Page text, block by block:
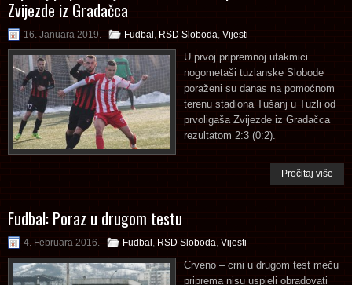
Zvijezde iz Gradačca
16. Januara 2019. Fudbal RSD Sloboda Vijesti
U prvoj pripremnoj utakmici
nogometaši tuzlanske Slobode
poraženi su danas na pomoćnom
terenu stadiona Tušanj u Tuzli od
prvoligaša Zvijezde iz Gradačca
rezultatom 2:3 (0:2).
Pročitaj više
Fudbal: Poraz u drugom testu
4. Februara 2016. Fudbal RSD Sloboda Vijesti
Crveno – crni u drugom test meču
priprema nisu uspjeli obradovati